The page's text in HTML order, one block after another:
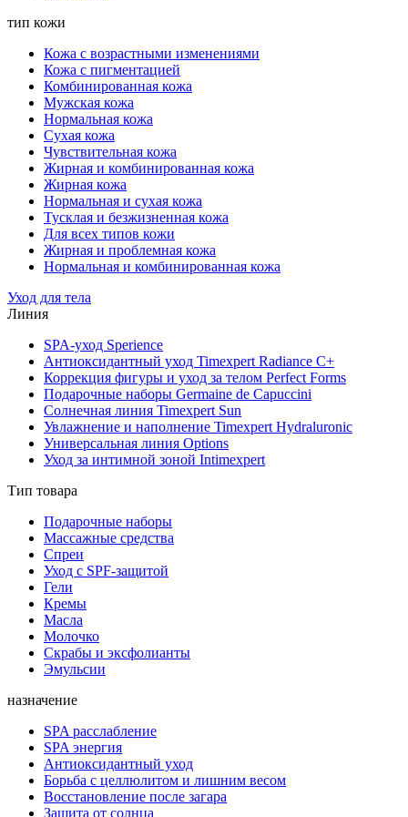
тип кожи
Кожа с возрастными изменениями
Кожа с пигментацией
Комбинированная кожа
Мужская кожа
Нормальная кожа
Сухая кожа
Чувствительная кожа
Жирная и комбинированная кожа
Жирная кожа
Нормальная и сухая кожа
Тусклая и безжизненная кожа
Для всех типов кожи
Жирная и проблемная кожа
Нормальная и комбинированная кожа
Уход для тела
Линия
SPA-уход Sperience
Антиоксидантный уход Timexpert Radiance C+
Коррекция фигуры и уход за телом Perfect Forms
Подарочные наборы Germaine de Capuccini
Солнечная линия Timexpert Sun
Увлажнение и наполнение Timexpert Hydraluronic
Универсальная линия Options
Уход за интимной зоной Intimexpert
Тип товара
Подарочные наборы
Массажные средства
Спреи
Уход с SPF-защитой
Гели
Кремы
Масла
Молочко
Скрабы и эксфолианты
Эмульсии
назначение
SPA расслабление
SPA энергия
Антиоксидантный уход
Борьба с целлюлитом и лишним весом
Восстановление после загара
Защита от солнца